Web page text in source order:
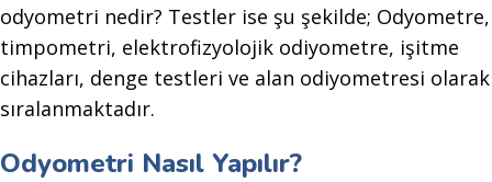
odyometri nedir? Testler ise şu şekilde; Odyometre,
timpometri, elektrofizyolojik odiyometre, işitme
cihazları, denge testleri ve alan odiyometresi olarak
sıralanmaktadır.
Odyometri Nasıl Yapılır?